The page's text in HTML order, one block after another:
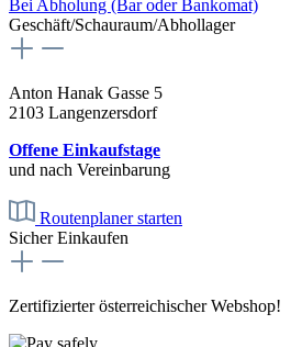
Bei Abholung (Bar oder Bankomat)
Geschäft/Schauraum/Abhollager
Anton Hanak Gasse 5
2103 Langenzersdorf
Offene Einkaufstage
und nach Vereinbarung
Routenplaner starten
Sicher Einkaufen
Zertifizierter österreichischer Webshop!